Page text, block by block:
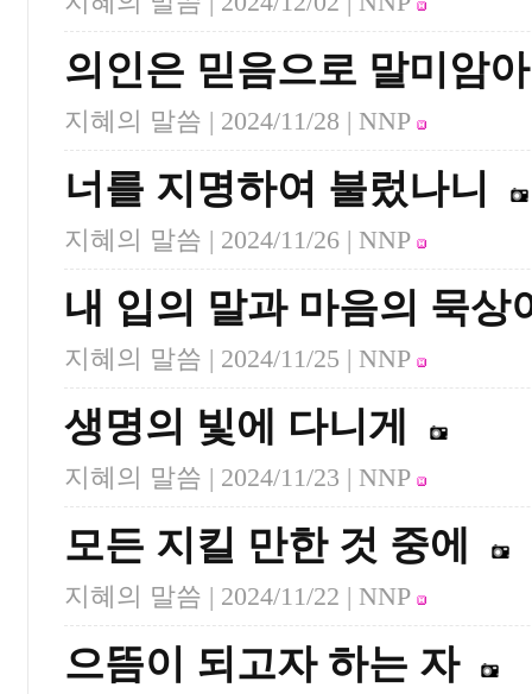
의인은 믿음으로 말미암아
지혜의 말씀 | 2024/11/28 | NNP
너를 지명하여 불렀나니
지혜의 말씀 | 2024/11/26 | NNP
내 입의 말과 마음의 묵상
지혜의 말씀 | 2024/11/25 | NNP
생명의 빛에 다니게
지혜의 말씀 | 2024/11/23 | NNP
모든 지킬 만한 것 중에
지혜의 말씀 | 2024/11/22 | NNP
으뜸이 되고자 하는 자